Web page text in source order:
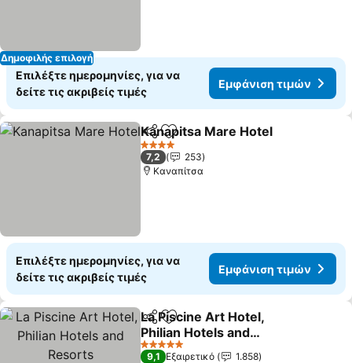
Δημοφιλής επιλογή
Επιλέξτε ημερομηνίες, για να
δείτε τις ακριβείς τιμές
Εμφάνιση τιμών
Κοινοποίηση
Προσθήκη στα αγαπημένα
Kanapitsa Mare Hotel
4 Αστέρια
7,2
253
Καναπίτσα
Επιλέξτε ημερομηνίες, για να
δείτε τις ακριβείς τιμές
Εμφάνιση τιμών
Κοινοποίηση
Προσθήκη στα αγαπημένα
La Piscine Art Hotel,
Philian Hotels and
Resorts
5 Αστέρια
9,1 Εξαιρετικό
1.858